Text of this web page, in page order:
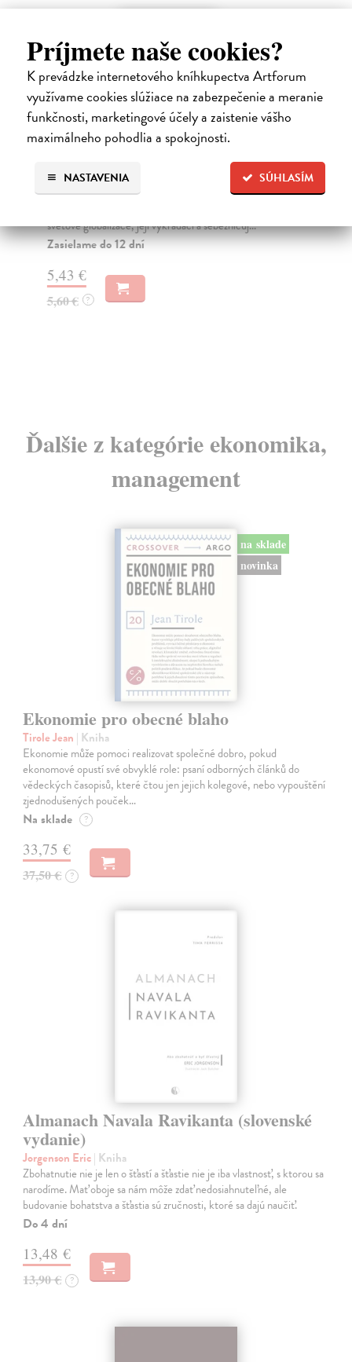
Príjmete naše cookies?
K prevádzke internetového kníhkupectva Artforum
využívame cookies slúžiace na zabezpečenie a meranie
funkčnosti, marketingové účely a zaistenie vášho
maximálneho pohodlia a spokojnosti.
SÚHLASÍM
NASTAVENIA
Ekonomika kolapsu
Maruška Zdeněk| Kniha
světové globalizace, její vykrádací a sebezničuj...
Zasielame do 12 dní
5,43 €
5,60 € ?
Ďalšie z kategórie ekonomika,
management
na sklade
novinka
Ekonomie pro obecné blaho
Tirole Jean | Kniha
Ekonomie může pomoci realizovat společné dobro, pokud
ekonomové opustí své obvyklé role: psaní odborných článků do
vědeckých časopisů, které čtou jen jejich kolegové, nebo vypouštění
zjednodušených pouček…
Na sklade ?
33,75 €
37,50 € ?
Almanach Navala Ravikanta (slovenské
vydanie)
Jorgenson Eric| Kniha
Zbohatnutie nie je len o šťastí a šťastie nie je iba vlastnosť, s ktorou sa
narodíme. Mať oboje sa nám môže zdať nedosiahnuteľné, ale
budovanie bohatstva a šťastia sú zručnosti, ktoré sa dajú naučiť.
Do 4 dní
13,48 €
13,90 € ?